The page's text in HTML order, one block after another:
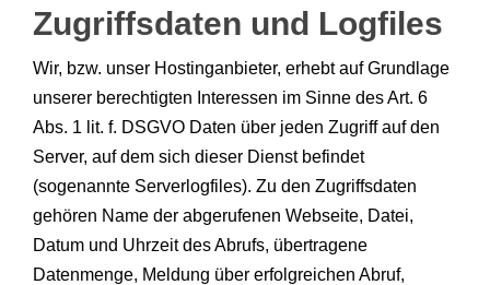
Zugriffsdaten und Logfiles
Wir, bzw. unser Hostinganbieter, erhebt auf Grundlage
unserer berechtigten Interessen im Sinne des Art. 6
Abs. 1 lit. f. DSGVO Daten über jeden Zugriff auf den
Server, auf dem sich dieser Dienst befindet
(sogenannte Serverlogfiles). Zu den Zugriffsdaten
gehören Name der abgerufenen Webseite, Datei,
Datum und Uhrzeit des Abrufs, übertragene
Datenmenge, Meldung über erfolgreichen Abruf,